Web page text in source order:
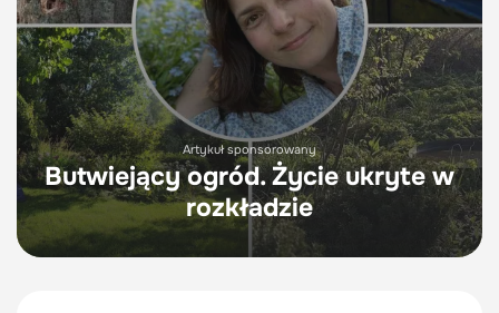
Artykuł sponsorowany
Butwiejący ogród. Życie ukryte w
rozkładzie